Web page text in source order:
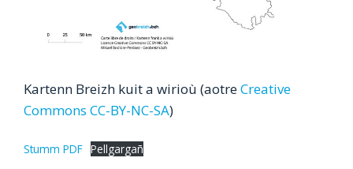
Kartenn Breizh kuit a wirioù (aotreCreative
Commons CC-BY-NC-SA)
Stumm PDF Pellgargañ